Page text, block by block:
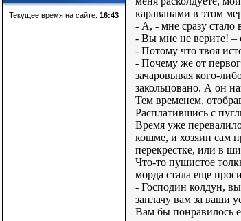
Текущее время на сайте: 16:43
караванами в этом
- А, - мне сразу стало
- Вы мне не верите! –
- Потому что твоя
- Почему же от
зачаровывая кого-
закольцовано. А он
Тем временем,
Расплатившись с
Время уже
кошме, и хозяин сам
перекрестке, или в
Что-то пушистое
морда стала еще
- Господин колдун,
заплачу вам за ваши
Вам бы понравилось